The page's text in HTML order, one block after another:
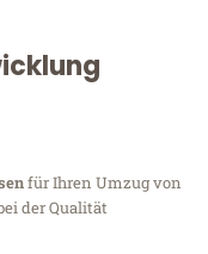
für Ihren Umzug von
der Qualität